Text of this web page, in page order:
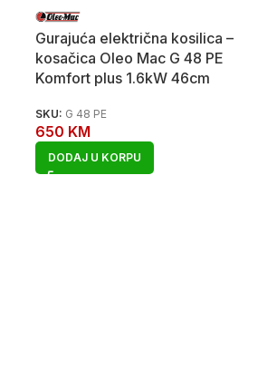
Gurajuća električna kosilica –
kosačica Oleo Mac G 48 PE
Komfort plus 1.6kW 46cm
SKU: G 48 PE
650 KM
DODAJ U KORPU